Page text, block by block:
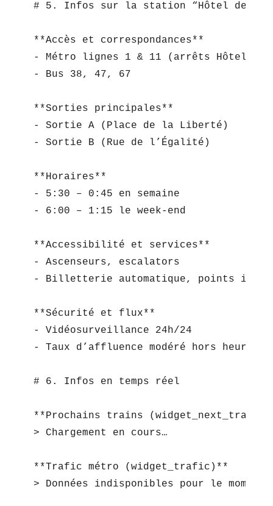
# 5. Infos sur la station “Hôtel de
**Accès et correspondances**
- Métro lignes 1 & 11 (arrêts Hôtel
- Bus 38, 47, 67
**Sorties principales**
- Sortie A (Place de la Liberté)
- Sortie B (Rue de l’Égalité)
**Horaires**
- 5:30 – 0:45 en semaine
- 6:00 – 1:15 le week-end
**Accessibilité et services**
- Ascenseurs, escalators
- Billetterie automatique, points info
**Sécurité et flux**
- Vidéosurveillance 24h/24
- Taux d’affluence modéré hors heures
# 6. Infos en temps réel
**Prochains trains
> Chargement en cours…
**Trafic métro (widget_trafic)**
> Données indisponibles pour le